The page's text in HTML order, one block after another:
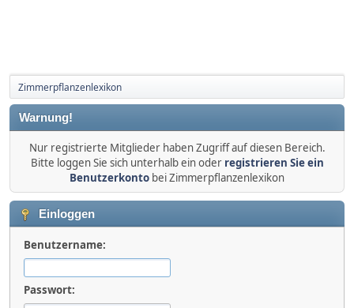
Zimmerpflanzenlexikon
Warnung!
Nur registrierte Mitglieder haben Zugriff auf diesen Bereich.
Bitte loggen Sie sich unterhalb ein oder registrieren Sie ein
Benutzerkonto bei Zimmerpflanzenlexikon
Einloggen
Benutzername:
Passwort: